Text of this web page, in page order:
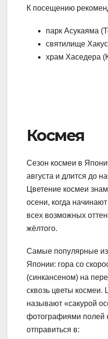
К посещению
парк Асукаяма
святилище
храм Хаседера
Космея
Сезон космеи в
августа и длится до
Цветение космеи
осени, когда
всех возможных
жёлтого.
Самые популярные
Японии: гора со
(синкансеном) на
сквозь цветы космеи.
называют «сакурой
фотографиями полей
отправиться в: